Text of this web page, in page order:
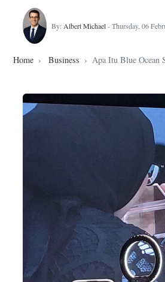
By: Albert Michael- Thursday, 06
Home Business Apa Itu Blue Ocean